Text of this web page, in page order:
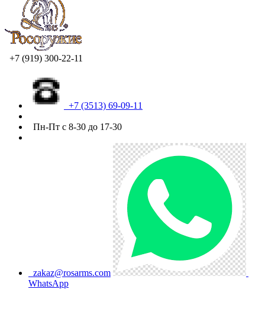
+7 (919) 300-22-11
+7 (3513) 69-09-11
Пн-Пт с 8-30 до 17-30
zakaz@rosarms.com
WhatsApp